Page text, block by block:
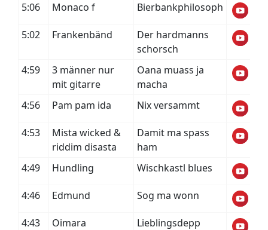
5:06 Monaco f Bierbankphilosoph
5:02 Frankenbänd
Der hardmanns
schorsch
4:59
3 männer nur
mit gitarre
Oana muass ja
macha
4:56
Pam pam ida Nix versammt
4:53
Mista wicked &
riddim disasta
Damit ma spass
ham
4:49
Hundling Wischkastl blues
4:46 Edmund Sog ma wonn
4:43 Oimara Lieblingsdepp